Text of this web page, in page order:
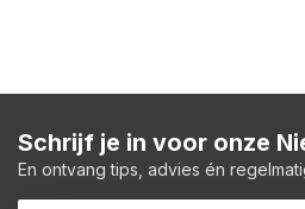
Schrijf je in voor onze
En ontvang tips, advies én